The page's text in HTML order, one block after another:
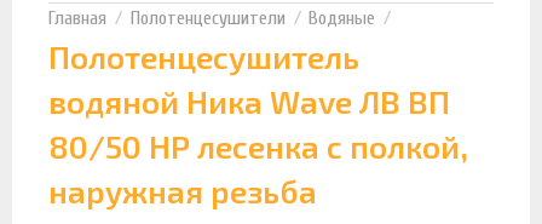
Полотенцесушители Водяные
Полотенцесушитель
водяной Ника Wave ЛВ ВП
80/50 НР лесенка с полкой,
наружная резьба